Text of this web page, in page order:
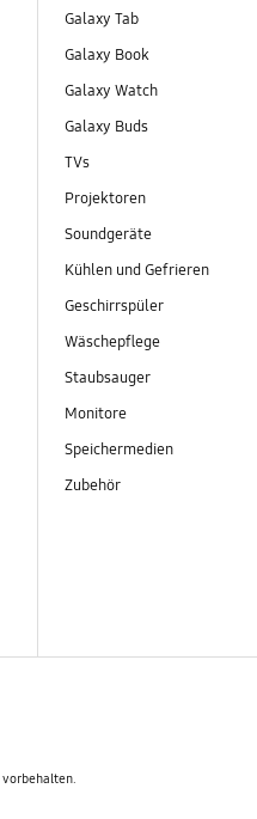
Galaxy Tab
Galaxy Book
Galaxy Watch
Galaxy Buds
TVs
Projektoren
Soundgeräte
Kühlen und Gefrieren
Geschirrspüler
Wäschepflege
Staubsauger
Monitore
Speichermedien
Zubehör
vorbehalten.